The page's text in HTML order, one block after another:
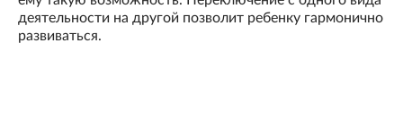
деятельности на другой позволит ребенку гармонично
развиваться.